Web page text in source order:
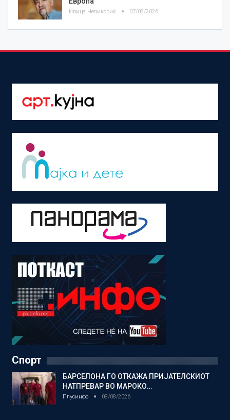
Ивица Челиковиќ 07/08/2026
Спорт
БАРСЕЛОНА ГО ОТКАЖА ПРИЈАТЕЛСКИОТ
НАТПРЕВАР ВО МАРОКО…
Плусинфо 08/08/2026